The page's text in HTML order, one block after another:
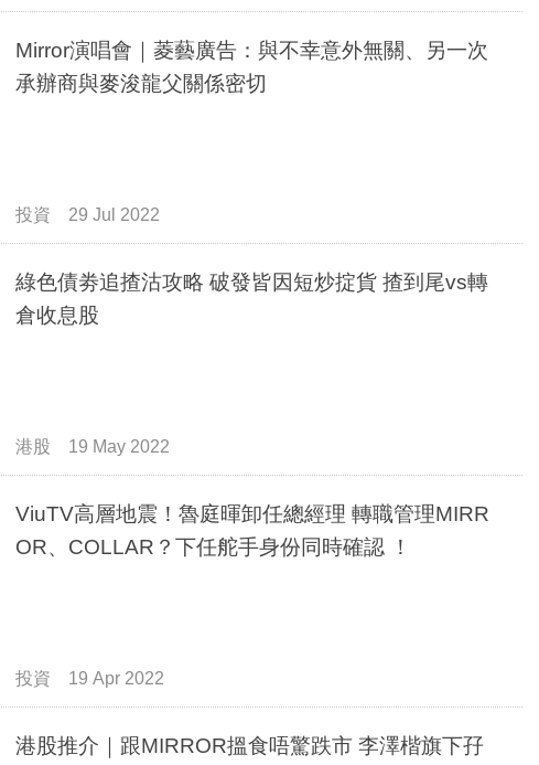
Mirror演唱會｜菱藝廣告：與不幸意外無關、另一次
承辦商與麥浚龍父關係密切
投資 29 Jul 2022
綠色債劵追揸沽攻略 破發皆因短炒掟貨 揸到尾vs轉
倉收息股
港股 19 May 2022
ViuTV高層地震！魯庭暉卸任總經理 轉職管理MIRR
OR、COLLAR？下任舵手身份同時確認 ！
投資 19 Apr 2022
港股推介｜跟MIRROR搵食唔驚跌市 李澤楷旗下孖